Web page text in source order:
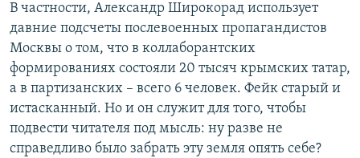
В частности, Александр Широкорад использует
давние подсчеты послевоенных пропагандистов
Москвы о том, что в коллаборантских
формированиях состояли 20 тысяч крымских татар,
а в партизанских – всего 6 человек. Фейк старый и
истасканный. Но и он служит для того, чтобы
подвести читателя под мысль: ну разве не
справедливо было забрать эту земля опять себе?